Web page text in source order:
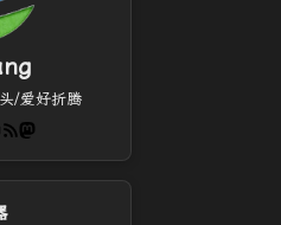
/爱好折腾
RSS FeedMastodon